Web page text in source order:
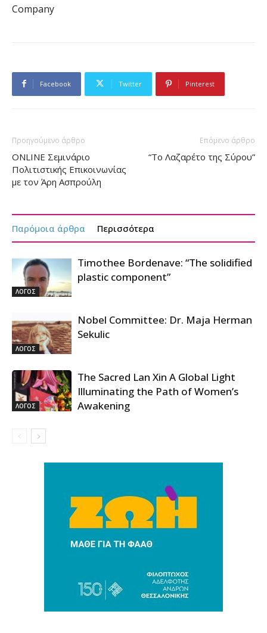
Company
Facebook Twitter Pinterest
Προηγούμενο άρθρο
ONLINE Σεμινάριο
Πολιτιστικής Επικοινωνίας
με τον Άρη Ασπρούλη
Επόμενο άρθρο
“Το Λαζαρέτο της Σύρου”
Παρόμοια άρθρα Περισσότερα
ΛΟΓΟΣ
Timothee Bordenave: “The solidified
plastic component”
ΛΟΓΟΣ
Nobel Committee: Dr. Maja Herman
Sekulic
ΛΟΓΟΣ
The Sacred Lan Xin A Global Light
Illuminating the Path of Women’s
Awakening